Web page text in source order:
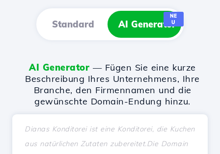
Standard AI Generator
NE
U
AI Generator — Fügen Sie eine kurze
Beschreibung Ihres Unternehmens, Ihre
Branche, den Firmennamen und die
gewünschte Domain-Endung hinzu.